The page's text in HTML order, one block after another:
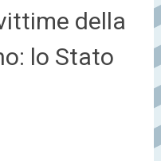
della
lo Stato